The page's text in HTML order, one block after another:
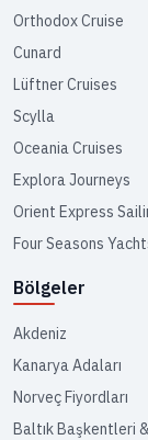
Orthodox Cruise
Cunard
Lüftner Cruises
Scylla
Oceania Cruises
Explora Journeys
Orient Express
Four Seasons
Bölgeler
Akdeniz
Kanarya Adaları
Norveç Fiyordları
Baltık Başkentleri